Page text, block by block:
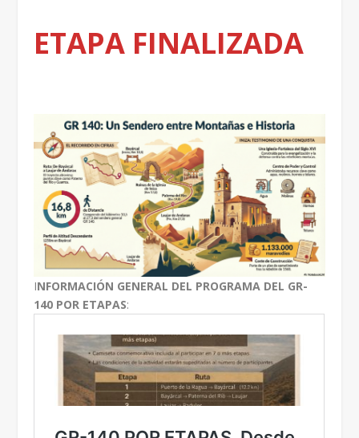
ETAPA FINALIZADA
INFORMACIÓN GENERAL DEL PROGRAMA DEL GR-
140 POR ETAPAS: